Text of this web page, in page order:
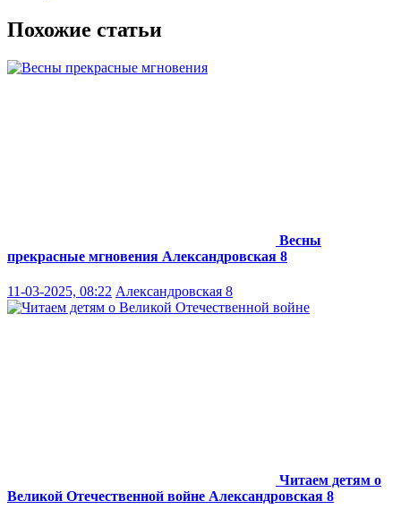
Похожие статьи
Весны
прекрасные мгновения Александровская 8
11-03-2025, 08:22 Александровская 8
Читаем детям о
Великой Отечественной войне Александровская 8